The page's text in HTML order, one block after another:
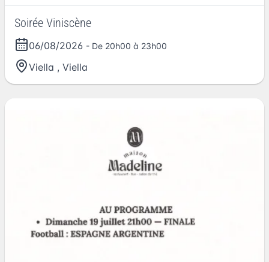
Soirée Viniscène
06/08/2026 - De 20h00 à 23h00
Viella , Viella